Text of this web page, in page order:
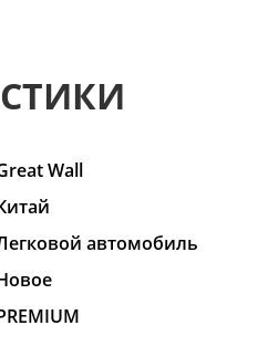
Wall
автомобиль